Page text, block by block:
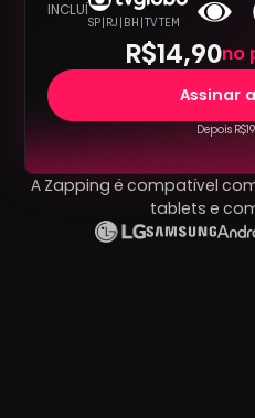
INCLUÍ
SP | RJ | BH | TV TEM
R$14,90no
Assinar
Depois
A Zapping é compatível
tablets e